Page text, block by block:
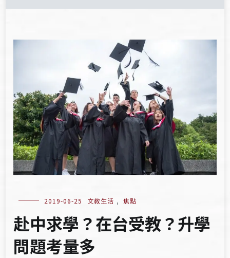
2019-06-25 文教生活 , 焦點
赴中求學？在台受教？升學
問題考量多